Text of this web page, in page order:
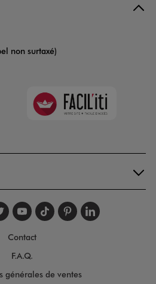
non surtaxé)
Faciliti
nous sur
nous sur
nous sur
Suivez-nous
Suivez-nous
Suivez-
Contact
F.A.Q.
générales de ventes